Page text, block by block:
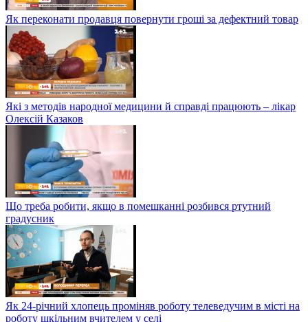
Як переконати продавця повернути гроші за дефектний товар
Які з методів народної медицини й справді працюють – лікар
Олексій Казаков
Що треба робити, якщо в помешканні розбився ртутний
градусник
Як 24-річний хлопець проміняв роботу телеведучим в місті на
роботу шкільним вчителем у селі